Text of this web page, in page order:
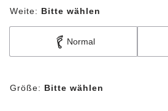
Weite: Bitte wählen
Normal
Größe: Bitte wählen